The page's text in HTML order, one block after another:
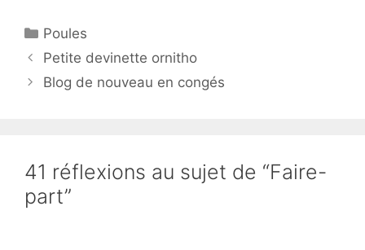
Catégories
Poules
Petite devinette ornitho
Blog de nouveau en congés
41 réflexions au sujet de “Faire-
part”